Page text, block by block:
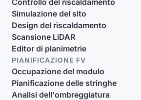
Controllo del riscaldamento
Simulazione del sito
Design del riscaldamento
Scansione LiDAR
Editor di planimetrie
PIANIFICAZIONE FV
Occupazione del modulo
Pianificazione delle stringhe
Analisi dell'ombreggiatura